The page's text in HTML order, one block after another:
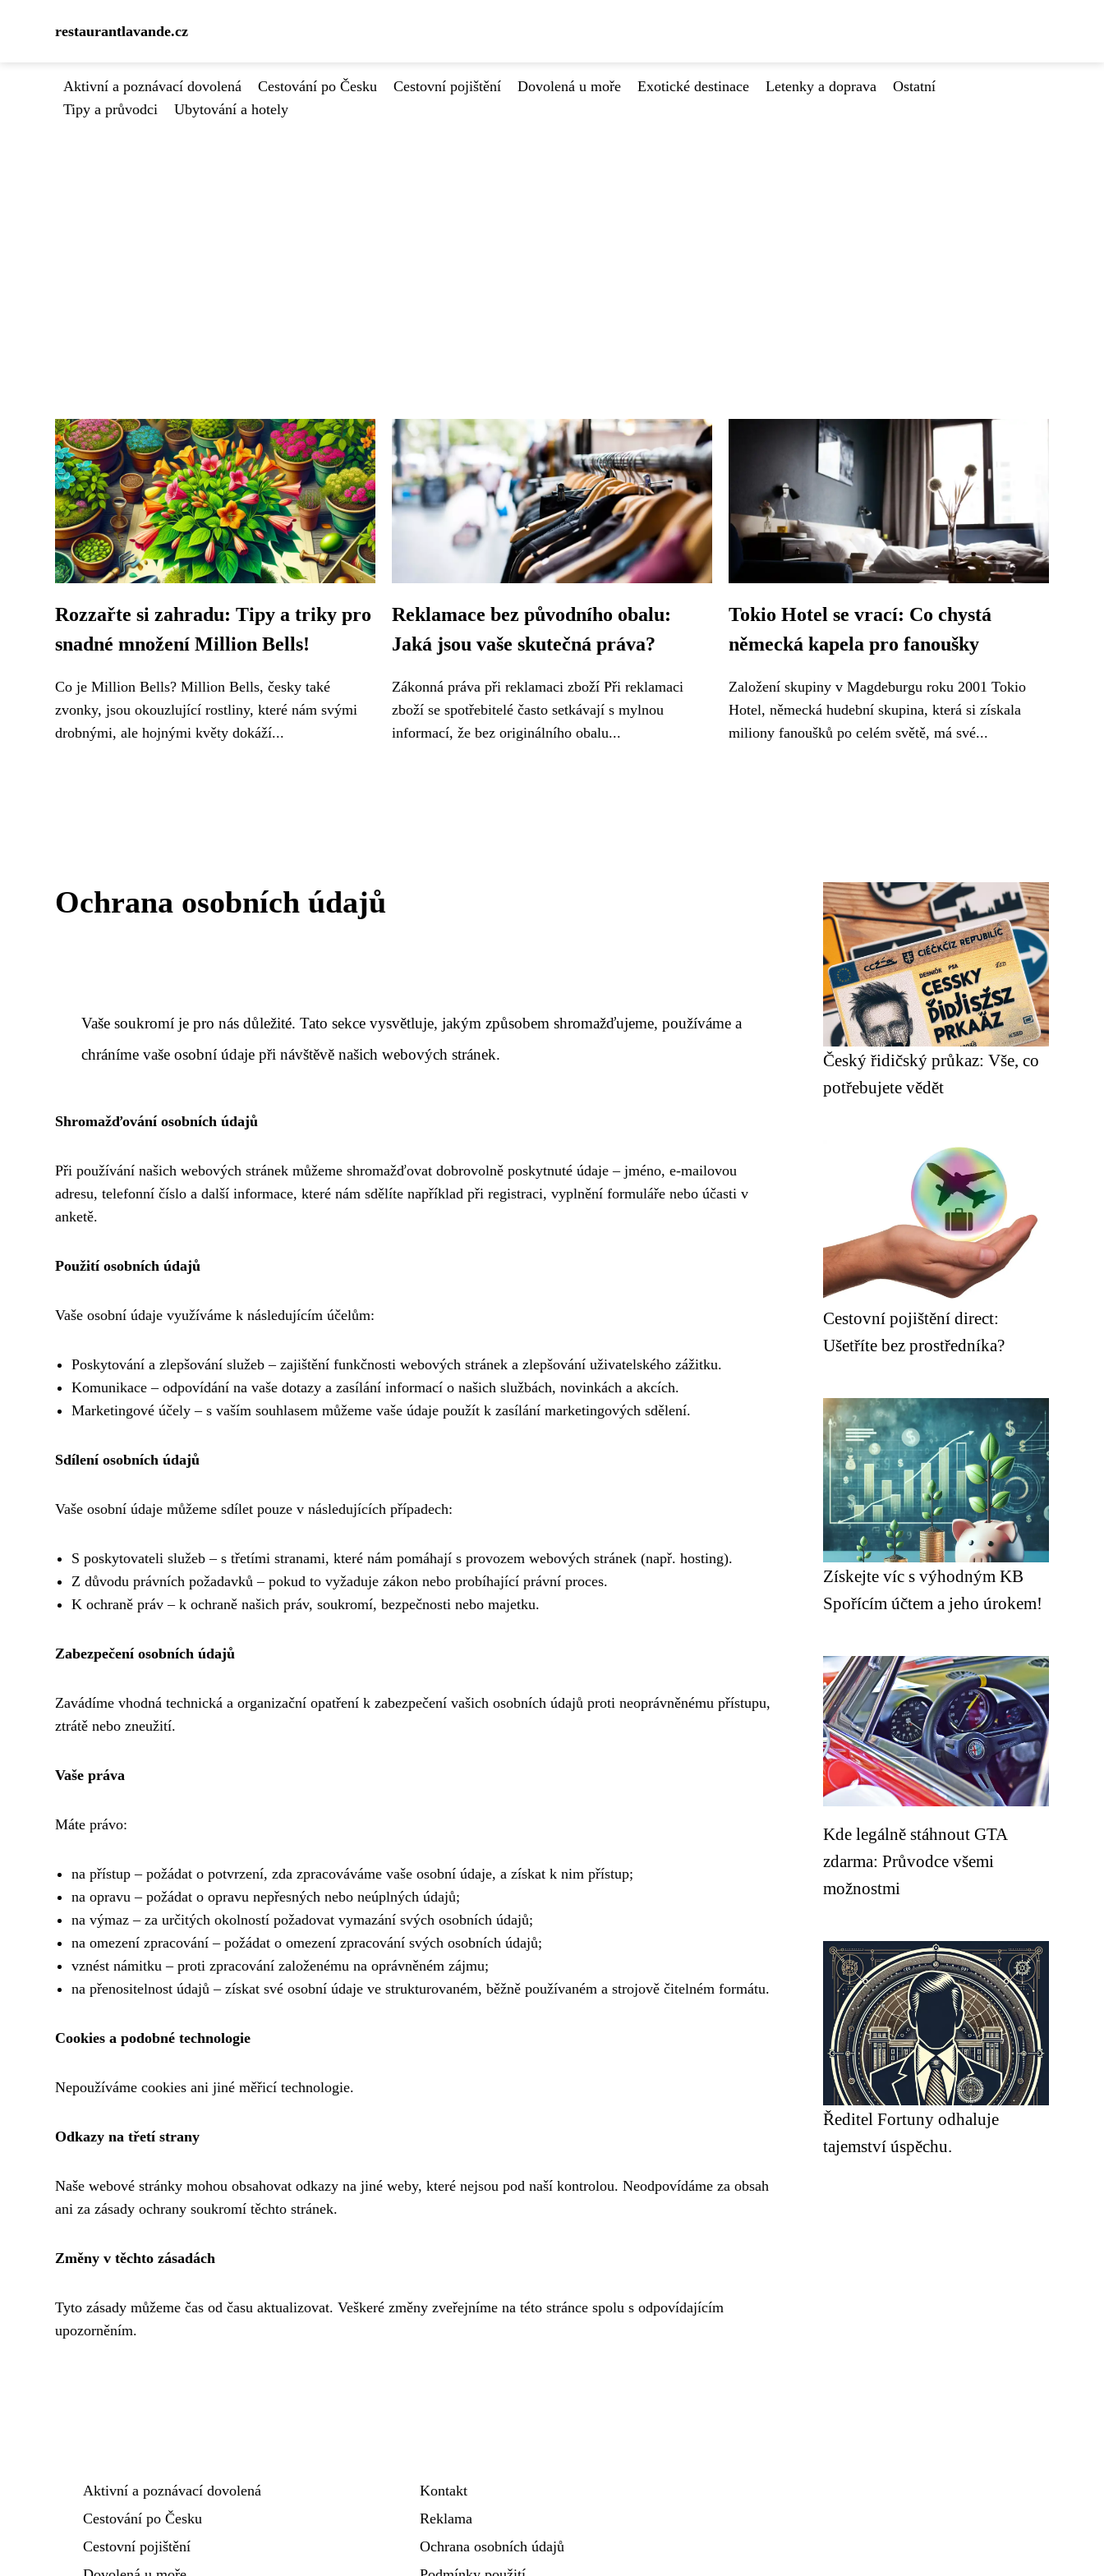
restaurantlavande.cz
Aktivní a poznávací dovolená Cestování po Česku Cestovní pojištění Dovolená u moře Exotické destinace Letenky a doprava
Ostatní
Tipy a průvodci
Ubytování a hotely
Rozzařte si zahradu: Tipy a triky pro
snadné množení Million Bells!
Co je Million Bells? Million Bells, česky také
zvonky, jsou okouzlující rostliny, které nám svými
drobnými, ale hojnými květy dokáží...
Reklamace bez původního obalu:
Jaká jsou vaše skutečná práva?
Zákonná práva při reklamaci zboží Při reklamaci
zboží se spotřebitelé často setkávají s mylnou
informací, že bez originálního obalu...
Tokio Hotel se vrací: Co chystá
německá kapela pro fanoušky
Založení skupiny v Magdeburgu roku 2001 Tokio
Hotel, německá hudební skupina, která si získala
miliony fanoušků po celém světě, má své...
Ochrana osobních údajů
Vaše soukromí je pro nás důležité. Tato sekce vysvětluje, jakým způsobem shromažďujeme, používáme a
chráníme vaše osobní údaje při návštěvě našich webových stránek.
Shromažďování osobních údajů
Při používání našich webových stránek můžeme shromažďovat dobrovolně poskytnuté údaje – jméno, e-mailovou
adresu, telefonní číslo a další informace, které nám sdělíte například při registraci, vyplnění formuláře nebo účasti v
anketě.
Použití osobních údajů
Vaše osobní údaje využíváme k následujícím účelům:
Poskytování a zlepšování služeb – zajištění funkčnosti webových stránek a zlepšování uživatelského zážitku.
Komunikace – odpovídání na vaše dotazy a zasílání informací o našich službách, novinkách a akcích.
Marketingové účely – s vaším souhlasem můžeme vaše údaje použít k zasílání marketingových sdělení.
Sdílení osobních údajů
Vaše osobní údaje můžeme sdílet pouze v následujících případech:
S poskytovateli služeb – s třetími stranami, které nám pomáhají s provozem webových stránek (např. hosting).
Z důvodu právních požadavků – pokud to vyžaduje zákon nebo probíhající právní proces.
K ochraně práv – k ochraně našich práv, soukromí, bezpečnosti nebo majetku.
Zabezpečení osobních údajů
Zavádíme vhodná technická a organizační opatření k zabezpečení vašich osobních údajů proti neoprávněnému přístupu,
ztrátě nebo zneužití.
Vaše práva
Máte právo:
na přístup – požádat o potvrzení, zda zpracováváme vaše osobní údaje, a získat k nim přístup;
na opravu – požádat o opravu nepřesných nebo neúplných údajů;
na výmaz – za určitých okolností požadovat vymazání svých osobních údajů;
na omezení zpracování – požádat o omezení zpracování svých osobních údajů;
vznést námitku – proti zpracování založenému na oprávněném zájmu;
na přenositelnost údajů – získat své osobní údaje ve strukturovaném, běžně používaném a strojově čitelném formátu.
Cookies a podobné technologie
Nepoužíváme cookies ani jiné měřicí technologie.
Odkazy na třetí strany
Naše webové stránky mohou obsahovat odkazy na jiné weby, které nejsou pod naší kontrolou. Neodpovídáme za obsah
ani za zásady ochrany soukromí těchto stránek.
Změny v těchto zásadách
Tyto zásady můžeme čas od času aktualizovat. Veškeré změny zveřejníme na této stránce spolu s odpovídajícím
upozorněním.
Český řidičský průkaz: Vše, co
potřebujete vědět
Cestovní pojištění direct:
Ušetříte bez prostředníka?
Získejte víc s výhodným KB
Spořícím účtem a jeho úrokem!
Kde legálně stáhnout GTA
zdarma: Průvodce všemi
možnostmi
Ředitel Fortuny odhaluje
tajemství úspěchu.
Aktivní a poznávací dovolená
Cestování po Česku
Cestovní pojištění
Kontakt
Reklama
Ochrana osobních údajů